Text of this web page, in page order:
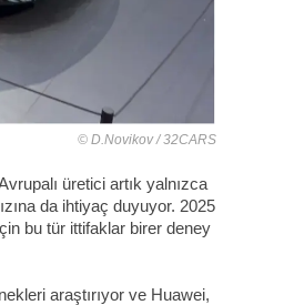
D.Novikov / 32CARS
üretici artık yalnızca
da ihtiyaç duyuyor. 2025
bu tür ittifaklar birer deney
araştırıyor ve Huawei,